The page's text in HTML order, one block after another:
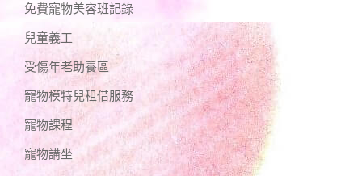
免費寵物美容班記錄
兒童義工
受傷年老助養區
寵物模特兒租借服務
寵物課程
寵物講坐